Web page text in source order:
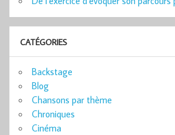
CATÉGORIES
Backstage
Blog
Chansons par thème
Chroniques
Cinéma